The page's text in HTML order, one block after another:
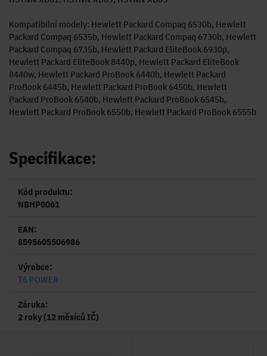
Kompatibilní modely: Hewlett Packard Compaq 6530b, Hewlett
Packard Compaq 6535b, Hewlett Packard Compaq 6730b, Hewlett
Packard Compaq 6735b, Hewlett Packard EliteBook 6930p,
Hewlett Packard EliteBook 8440p, Hewlett Packard EliteBook
8440w, Hewlett Packard ProBook 6440b, Hewlett Packard
ProBook 6445b, Hewlett Packard ProBook 6450b, Hewlett
Packard ProBook 6540b, Hewlett Packard ProBook 6545b,
Hewlett Packard ProBook 6550b, Hewlett Packard ProBook 6555b
Specifikace:
Kód produktu:
NBHP0061
EAN:
8595605506986
Výrobce:
T6 POWER
Záruka:
2 roky (12 měsíců IČ)